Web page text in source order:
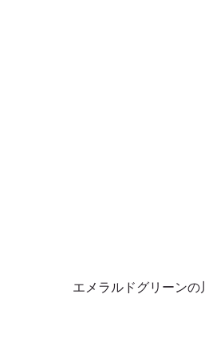
エメラルドグリーンの